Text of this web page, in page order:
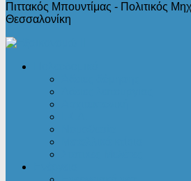
Πιττακός Μπουντίμας - Πολιτικός
Θεσσαλονίκη